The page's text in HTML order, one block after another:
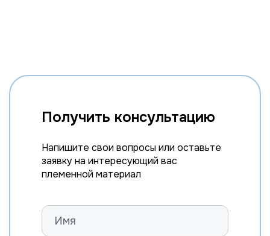
Получить консультацию
Напишите свои вопросы или оставьте
заявку на интересующий вас
племенной материал